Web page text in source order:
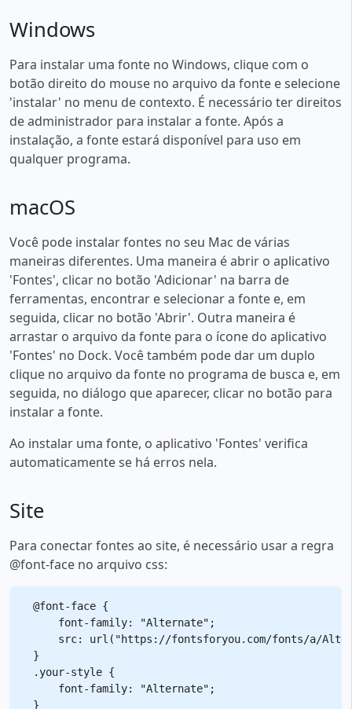
Windows
Para instalar uma fonte no Windows, clique com o
botão direito do mouse no arquivo da fonte e selecione
'instalar' no menu de contexto. É necessário ter direitos
de administrador para instalar a fonte. Após a
instalação, a fonte estará disponível para uso em
qualquer programa.
macOS
Você pode instalar fontes no seu Mac de várias
maneiras diferentes. Uma maneira é abrir o aplicativo
'Fontes', clicar no botão 'Adicionar' na barra de
ferramentas, encontrar e selecionar a fonte e, em
seguida, clicar no botão 'Abrir'. Outra maneira é
arrastar o arquivo da fonte para o ícone do aplicativo
'Fontes' no Dock. Você também pode dar um duplo
clique no arquivo da fonte no programa de busca e, em
seguida, no diálogo que aparecer, clicar no botão para
instalar a fonte.
Ao instalar uma fonte, o aplicativo 'Fontes' verifica
automaticamente se há erros nela.
Site
Para conectar fontes ao site, é necessário usar a regra
@font-face no arquivo css:
@font-face {
    font-family: "Alternate";
src: url("https://fontsforyou.com/fonts/a/
}
.your-style {
    font-family: "Alternate";